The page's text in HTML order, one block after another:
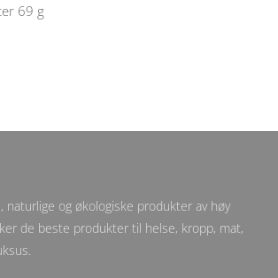
69 g
naturlige og økologiske produkter av høy
de beste produkter til helse, kropp, mat,